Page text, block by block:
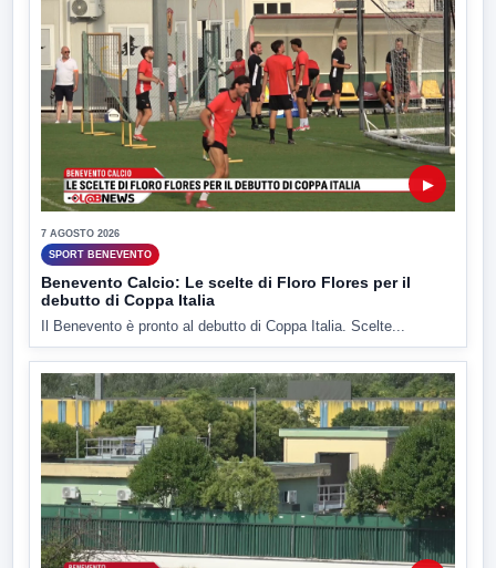
▶
7 AGOSTO 2026
SPORT BENEVENTO
Benevento Calcio: Le scelte di Floro Flores per il
debutto di Coppa Italia
Il Benevento è pronto al debutto di Coppa Italia. Scelte...